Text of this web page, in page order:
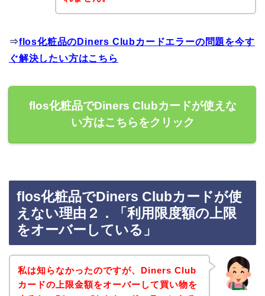
⇒flos化粧品のDiners Clubカードエラーの問題を今す
ぐ解決したい方はこちら
flos化粧品でDiners Clubカードが使えな
い方はこちらをクリック
flos化粧品でDiners Clubカードが使
えない理由２．「利用限度額の上限
をオーバーしている」
私は知らなかったのですが、Diners Club
カードの上限金額をオーバーして買い物を